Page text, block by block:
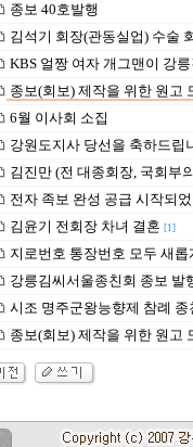
종보 40호발행
김석기 회장(관동실업) 수술
KBS 얼짱 여자 개그맨이 강
종보(회보) 제작을 위한 원고
6월 이사회 소집
강원도지사 당선을 축하드립
김진만 (전 대종회장, 국회부
전자 족보 완성 공급 시작되
김윤기 전회장 차녀 결혼 [1]
지로번호 통장번호 모두 새
강릉김씨서울종친회 종보 발
시조 명주군왕능향제 참례 종
종보(회보) 제작을 위한 원고